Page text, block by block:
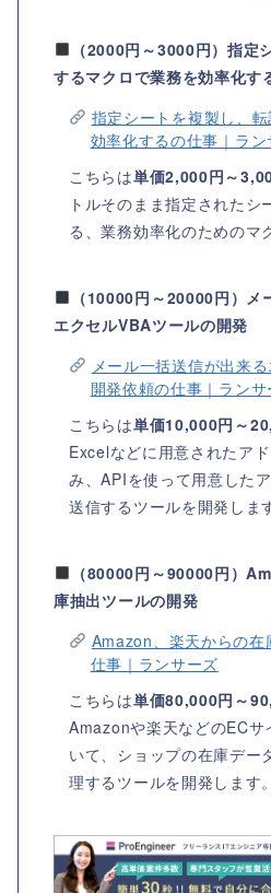
（2000円～3000円）指定
するマクロで業務を効率化す
指定シートを複製し、
効率化するの仕事｜ラ
こちらは単価2,000円～
トルそのまま指定されたシ
る、業務効率化のためのマ
（10000円～20000円）メ
エクセルVBAツールの開発
メール一括送信が出来
開発依頼の仕事｜ランサ
こちらは単価10,000円～
Excelなどに用意されたア
み、APIを使って用意した
送信するツールを開発しま
（80000円～90000円）
庫抽出ツールの開発
Amazon、楽天からの
仕事｜ランサーズ
こちらは単価80,000円～
Amazonや楽天などのECサ
いて、ショップの在庫デー
理するツールを開発します。